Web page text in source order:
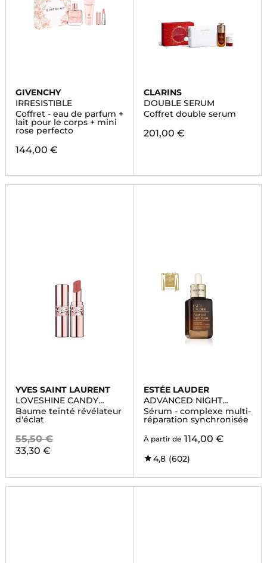
GIVENCHY
IRRESISTIBLE
Coffret - eau de parfum +
lait pour le corps + mini
rose perfecto
144,00 €
CLARINS
DOUBLE SERUM
Coffret double serum
201,00 €
YVES SAINT LAURENT
LOVESHINE CANDY
GLOW
Baume teinté révélateur
d'éclat
55,50 €
33,30 €
ESTÉE LAUDER
ADVANCED NIGHT
REPAIR
Sérum - complexe multi-
réparation synchronisée
À partir de 114,00 €
4,8 (602)